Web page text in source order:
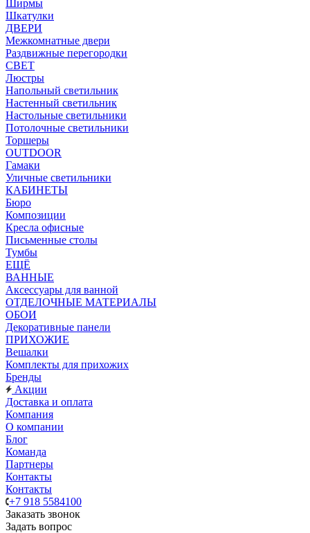
Ширмы
Шкатулки
ДВЕРИ
Межкомнатные двери
Раздвижные перегородки
СВЕТ
Люстры
Напольный светильник
Настенный светильник
Настольные светильники
Потолочные светильники
Торшеры
OUTDOOR
Гамаки
Уличные светильники
КАБИНЕТЫ
Бюро
Композиции
Кресла офисные
Письменные столы
Тумбы
ЕЩЁ
ВАННЫЕ
Аксессуары для ванной
ОТДЕЛОЧНЫЕ МАТЕРИАЛЫ
ОБОИ
Декоративные панели
ПРИХОЖИЕ
Вешалки
Комплекты для прихожих
Бренды
Акции
Доставка и оплата
Компания
О компании
Блог
Команда
Партнеры
Контакты
Контакты
+7 918 5584100
Заказать звонок
Задать вопрос